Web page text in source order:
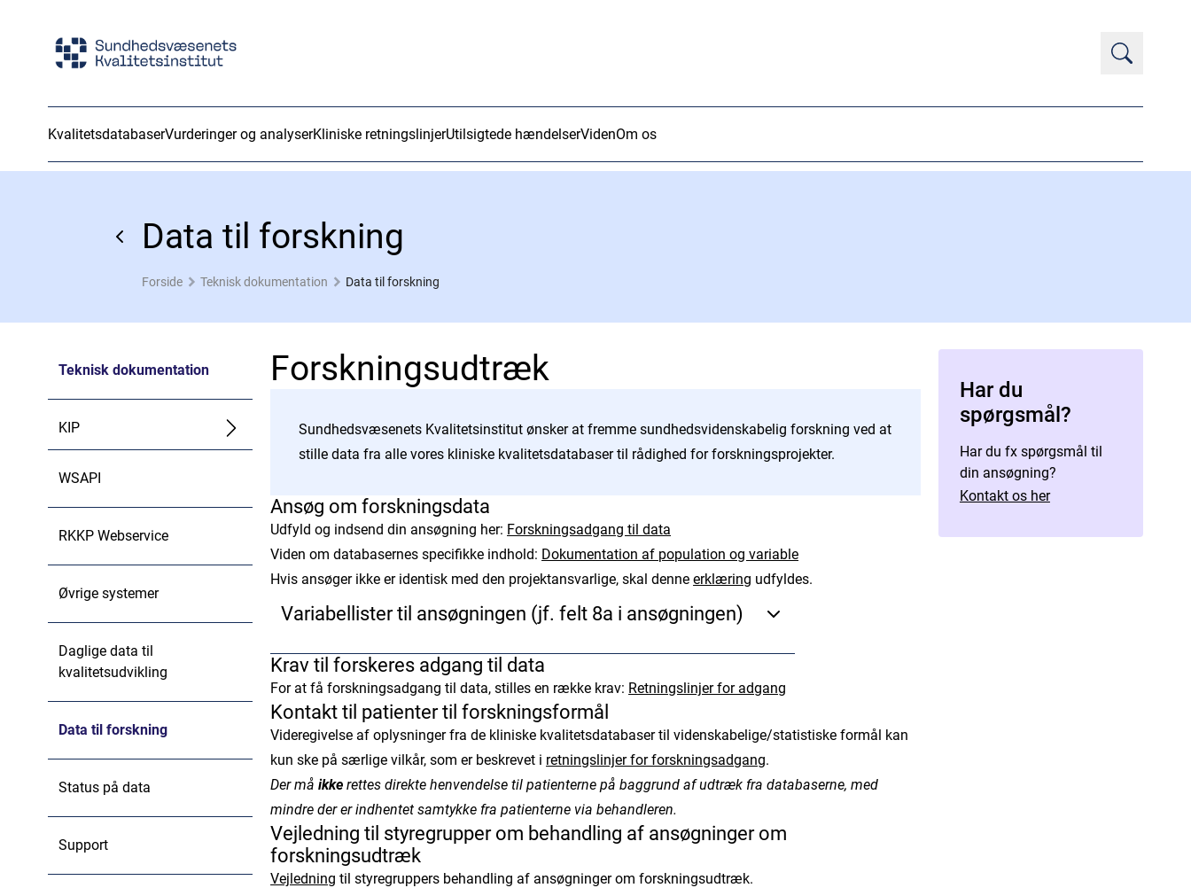
KvalitetsdatabaserVurderinger og analyserKliniske retningslinjerUtilsigtede hændelserVidenOm os
Data til forskning
Forside Teknisk dokumentation Data til forskning
Teknisk dokumentation
KIP
WSAPI
RKKP Webservice
Øvrige systemer
Daglige data til
kvalitetsudvikling
Data til forskning
Status på data
Support
Forskningsudtræk
Sundhedsvæsenets Kvalitetsinstitut ønsker at fremme sundhedsvidenskabelig forskning ved at
stille data fra alle vores kliniske kvalitetsdatabaser til rådighed for forskningsprojekter.
Ansøg om forskningsdata
Udfyld og indsend din ansøgning her: Forskningsadgang til data
Viden om databasernes specifikke indhold: Dokumentation af population og variable
Hvis ansøger ikke er identisk med den projektansvarlige, skal denneerklæring udfyldes.
Variabellister til ansøgningen (jf. felt 8a i ansøgningen)
Variabellister skal leveres i et format, der tillader nem kopiering - helst et
regneark-format som Excel.
Ablation
ADHD databasen
Akut Kirurgi Databasen (2003-2020)
Akut Kirurgi Databasen (fra 2020)
Dansk Register for Akut Koronart Syndrom (DanAKS)
CPOP Opfølgningsprogram for Cerebral Parese
Krav til forskeres adgang til data
For at få forskningsadgang til data, stilles en række krav: Retningslinjer for adgang
Kontakt til patienter til forskningsformål
Videregivelse af oplysninger fra de kliniske kvalitetsdatabaser til videnskabelige/statistiske formål kan
kun ske på særlige vilkår, som er beskrevet i retningslinjer for forskningsadgang.
Der måikke rettes direkte henvendelse til patienterne på baggrund af udtræk fra databaserne, med
mindre der er indhentet samtykke fra patienterne via behandleren.
Vejledning til styregrupper om behandling af ansøgninger om
forskningsudtræk
Vejledning til styregruppers behandling af ansøgninger om forskningsudtræk.
Har du
spørgsmål?
Har du fx spørgsmål til
din ansøgning?
Kontakt os her